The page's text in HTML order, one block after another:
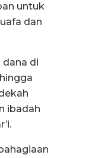
untuk
dan
dana di
ibadah